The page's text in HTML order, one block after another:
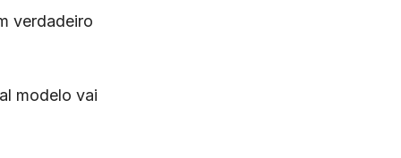
verdadeiro
modelo vai